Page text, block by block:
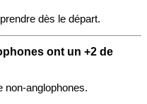
dès le départ.
ont un +2 de
non‑anglophones.